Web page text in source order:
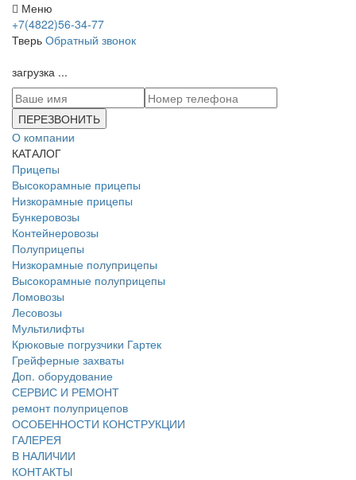
Меню
+7(4822)56-34-77
Тверь Обратный звонок
загрузка ...
ПЕРЕЗВОНИТЬ
О компании
КАТАЛОГ
Прицепы
Высокорамные прицепы
Низкорамные прицепы
Бункеровозы
Контейнеровозы
Полуприцепы
Низкорамные полуприцепы
Высокорамные полуприцепы
Ломовозы
Лесовозы
Мультилифты
Крюковые погрузчики Гартек
Грейферные захваты
Доп. оборудование
СЕРВИС И РЕМОНТ
ремонт полуприцепов
ОСОБЕННОСТИ КОНСТРУКЦИИ
ГАЛЕРЕЯ
В НАЛИЧИИ
КОНТАКТЫ